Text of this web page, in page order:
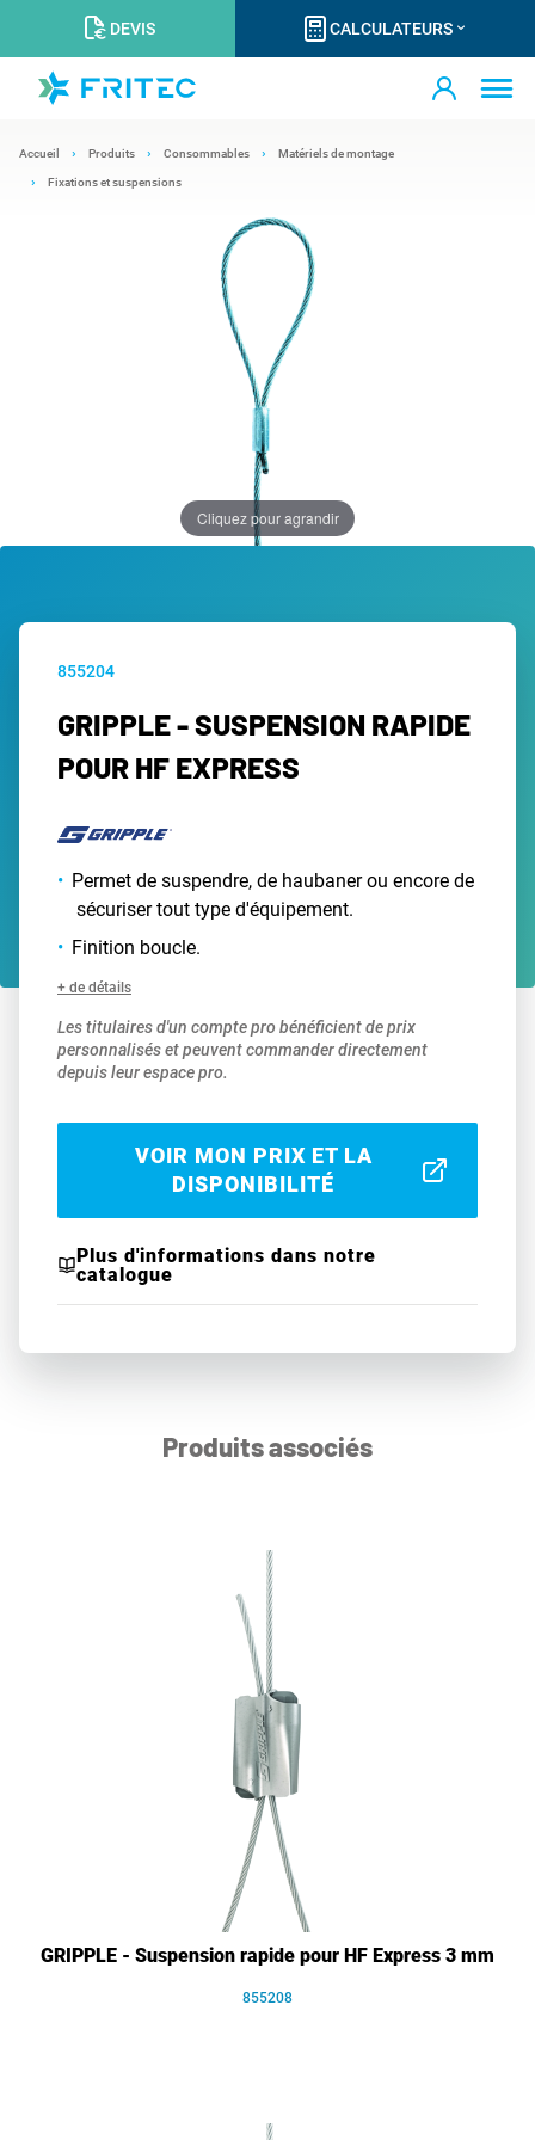
DEVIS CALCULATEURS
Accueil Produits Consommables Matériels de montage
Fixations et suspensions
Cliquez pour agrandir
855204
GRIPPLE - SUSPENSION RAPIDE
POUR HF EXPRESS
Permet de suspendre, de haubaner ou encore de
sécuriser tout type d'équipement.
Finition boucle.
+ de détails
Les titulaires d'un compte pro bénéficient de prix
personnalisés et peuvent commander directement
depuis leur espace pro.
VOIR MON PRIX ET LA
DISPONIBILITÉ
Plus d'informations dans notre
catalogue
Produits associés
GRIPPLE - Suspension rapide pour HF Express 3 mm
855208